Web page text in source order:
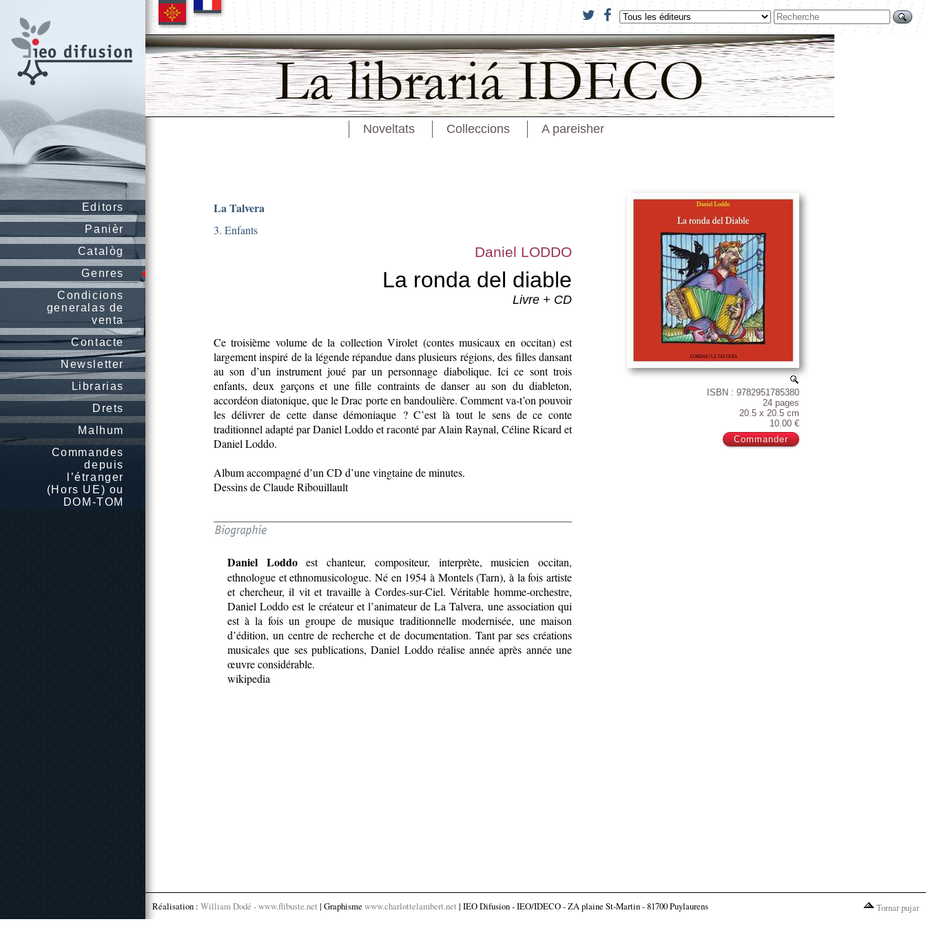
Editors
Panièr
Catalòg
Genres
Condicions
generalas de
venta
Contacte
Newsletter
Librarias
Drets
Malhum
Commandes
depuis
l’étranger
(Hors UE) ou
DOM-TOM
Noveltats Colleccions A pareisher
ISBN : 9782951785380
24 pages
20.5 x 20.5 cm
10.00 €
La Talvera
3. Enfants
Daniel LODDO
La ronda del diable
Livre + CD
Ce troisième volume de la collection Virolet (contes musicaux en occitan) est
largement inspiré de la légende répandue dans plusieurs régions, des filles dansant
au son d’un instrument joué par un personnage diabolique. Ici ce sont trois
enfants, deux garçons et une fille contraints de danser au son du diableton,
accordéon diatonique, que le Drac porte en bandoulière. Comment va-t’on pouvoir
les délivrer de cette danse démoniaque ? C’est là tout le sens de ce conte
traditionnel adapté par Daniel Loddo et raconté par Alain Raynal, Céline Ricard et
Daniel Loddo.
Album accompagné d’un CD d’une vingtaine de minutes.
Dessins de Claude Ribouillault
Daniel Loddoest chanteur, compositeur, interprète, musicien occitan,
ethnologue et ethnomusicologue. Né en 1954 à Montels (Tarn), à la fois artiste
et chercheur, il vit et travaille à Cordes-sur-Ciel. Véritable homme-orchestre,
Daniel Loddo est le créateur et l’animateur de La Talvera, une association qui
est à la fois un groupe de musique traditionnelle modernisée, une maison
d’édition, un centre de recherche et de documentation. Tant par ses créations
musicales que ses publications, Daniel Loddo réalise année après année une
œuvre considérable.
wikipedia
Réalisation : William Dodé - www.flibuste.net | Graphisme www.charlottelambert.net | IEO Difusion - IEO/IDECO - ZA plaine St-Martin - 81700 Puylaurens Tornar pujar